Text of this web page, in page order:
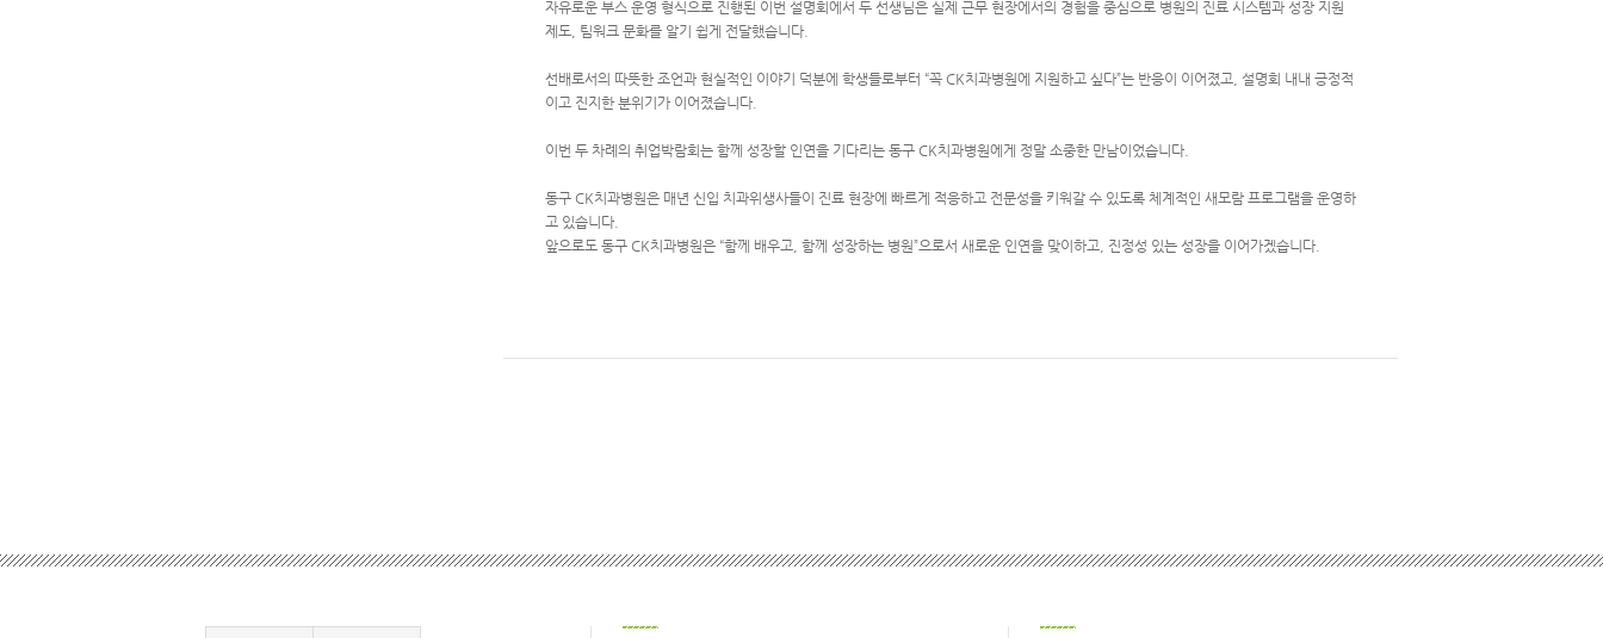
자유로운 부스 운영 형식으로 진행된 이번 설명회에서 두 선생님은 실제 근무 현장에서의 경험을 중심으로 병원의 진료 시스템과 성장 지원
제도, 팀워크 문화를 알기 쉽게 전달했습니다.
선배로서의 따뜻한 조언과 현실적인 이야기 덕분에 학생들로부터 “꼭 CK치과병원에 지원하고 싶다”는 반응이 이어졌고, 설명회 내내 긍정적
이고 진지한 분위기가 이어졌습니다.
이번 두 차례의 취업박람회는 함께 성장할 인연을 기다리는 동구 CK치과병원에게 정말 소중한 만남이었습니다.
동구 CK치과병원은 매년 신입 치과위생사들이 진료 현장에 빠르게 적응하고 전문성을 키워갈 수 있도록 체계적인 새모람 프로그램을 운영하
고 있습니다.
앞으로도 동구 CK치과병원은 “함께 배우고, 함께 성장하는 병원”으로서 새로운 인연을 맞이하고, 진정성 있는 성장을 이어가겠습니다.